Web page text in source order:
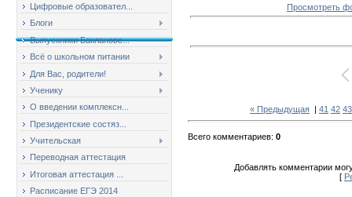
Цифровые образовател...
Блоги
Выпускники Баклановс...
Всё о школьном питании
Для Вас, родители!
Ученику
О введении комплексн...
Президентские состяз...
Учительская
Переводная аттестация
Итоговая аттестация ...
Расписание ЕГЭ 2014
Просмотреть
« Предыдущая | 41 42 43
Всего комментариев: 0
Добавлять комментарии
[